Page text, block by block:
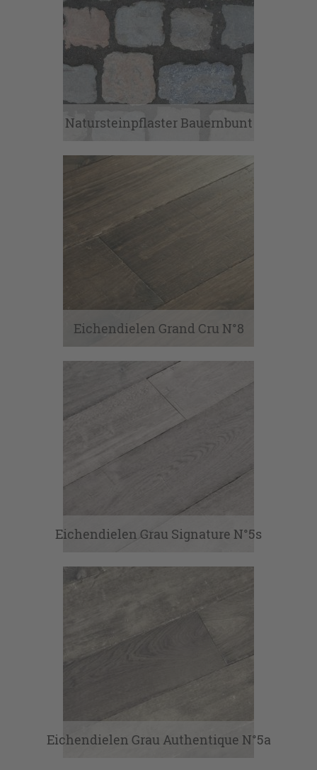
Natursteinpflaster Bauernbunt
Eichendielen Grand Cru N°8
Eichendielen Grau Signature N°5s
Eichendielen Grau Authentique N°5a